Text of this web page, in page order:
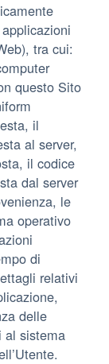
tra cui:
questo Sito
il
al server,
il codice
dal server
le
operativo
di
relativi
delle
al sistema